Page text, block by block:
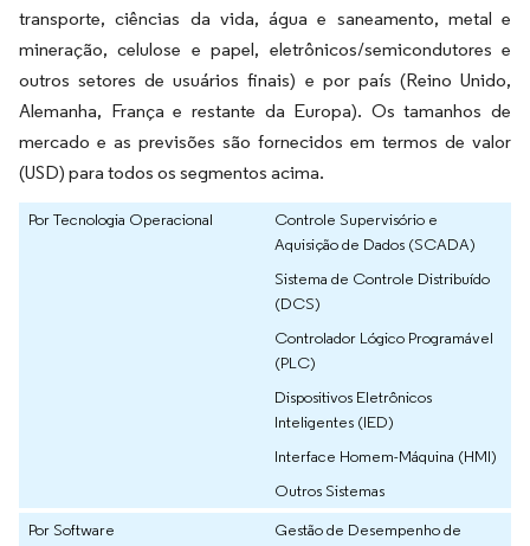
transporte, ciências da vida, água e saneamento, metal e
mineração, celulose e papel, eletrônicos/semicondutores e
outros setores de usuários finais) e por país (Reino Unido,
Alemanha, França e restante da Europa). Os tamanhos de
mercado e as previsões são fornecidos em termos de valor
(USD) para todos os segmentos acima.
Por Tecnologia Operacional
Controle Supervisório e
Aquisição de Dados (SCADA)
Sistema de Controle Distribuído
(DCS)
Controlador Lógico Programável
(PLC)
Dispositivos Eletrônicos
Inteligentes (IED)
Interface Homem-Máquina (HMI)
Outros Sistemas
Por Software
Gestão de Desempenho de